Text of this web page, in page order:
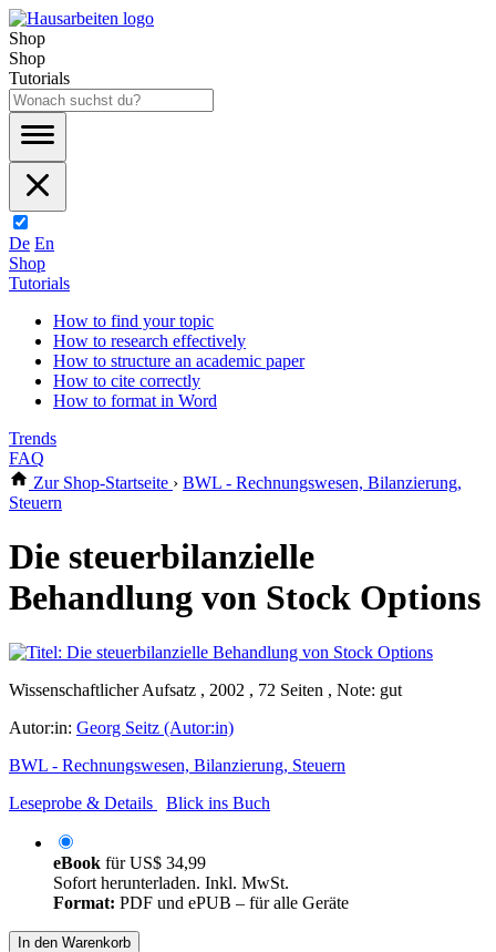
Shop
Shop
Tutorials
De En
Shop
Tutorials
How to find your topic
How to research effectively
How to structure an academic paper
How to cite correctly
How to format in Word
Trends
FAQ
Zur Shop-Startseite › BWL - Rechnungswesen, Bilanzierung,
Steuern
Die steuerbilanzielle
Behandlung von Stock Options
Wissenschaftlicher Aufsatz , 2002 , 72 Seiten , Note: gut
Autor:in: Georg Seitz (Autor:in)
BWL - Rechnungswesen, Bilanzierung, Steuern
Leseprobe & Details
Blick ins Buch
eBook fürUS$ 34,99
Sofort herunterladen. Inkl. MwSt.
Format: PDF und ePUB – für alle Geräte
In den Warenkorb